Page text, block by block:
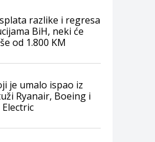
razlike i regresa
BiH, neki će
od 1.800 KM
je umalo ispao iz
Ryanair, Boeing i